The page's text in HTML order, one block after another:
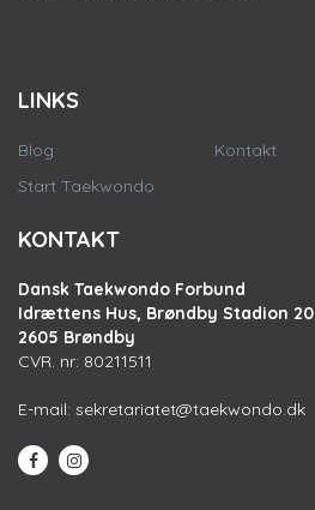
LINKS
Blog
Start Taekwondo
Kontakt
KONTAKT
Dansk Taekwondo Forbund
Idrættens Hus, Brøndby Stadion 20
2605 Brøndby
CVR. nr: 80211511
E-mail: sekretariatet@taekwondo.dk